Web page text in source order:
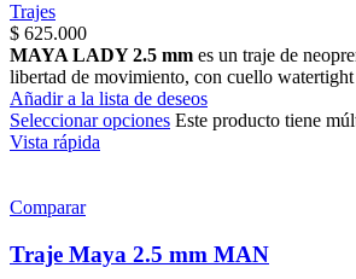
Trajes
$ 625.000
MAYA LADY 2.5 mm es un traje de
libertad de movimiento, con cuello watertight
Añadir a la lista de deseos
Seleccionar opciones Este producto tiene
Vista rápida
Comparar
Traje Maya 2.5 mm MAN